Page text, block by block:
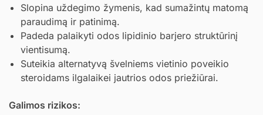
Slopina uždegimo žymenis, kad sumažintų matomą
paraudimą ir patinimą.
Padeda palaikyti odos lipidinio barjero struktūrinį
vientisumą.
Suteikia alternatyvą švelniems vietinio poveikio
steroidams ilgalaikei jautrios odos priežiūrai.
Galimos rizikos: